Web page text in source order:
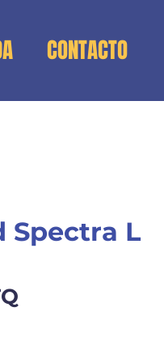
CONTACTO
Spectra L